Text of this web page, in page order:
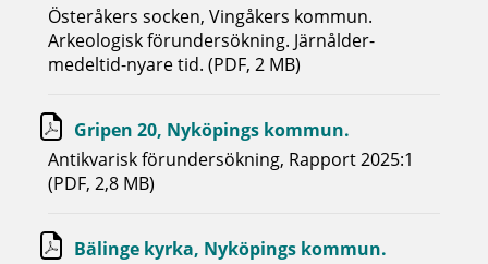
Österåkers socken, Vingåkers kommun.
Arkeologisk förundersökning. Järnålder-
medeltid-nyare tid. (PDF, 2 MB)
Gripen 20, Nyköpings kommun.
Antikvarisk förundersökning, Rapport 2025:1
(PDF, 2,8 MB)
Bälinge kyrka, Nyköpings kommun.